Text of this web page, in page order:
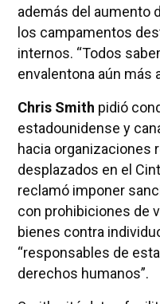
además del aumento
los campamentos
internos. “Todos
envalentona aún más
Chris Smith pidió
estadounidense y
hacia organizaciones
desplazados en el
reclamó imponer
con prohibiciones de
bienes contra
“responsables de
derechos humanos”.